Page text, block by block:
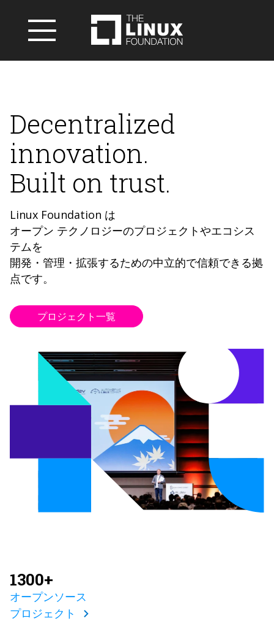
Decentralized
innovation.
Built on trust.
Linux Foundation は
オープン テクノロジーのプロジェクトやエコシス
テムを
開発・管理・拡張するための中立的で信頼できる拠
点です。
プロジェクト一覧
1300+
オープンソース
プロジェクト